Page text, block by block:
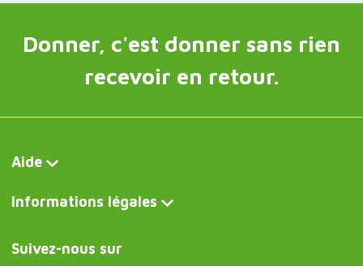
Donner, c'est donner sans rien
recevoir en retour.
Aide
Informations légales
Suivez-nous sur